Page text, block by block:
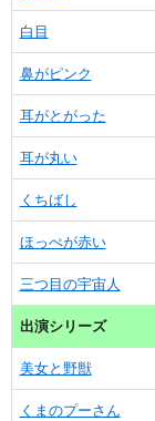
白目
鼻がピンク
耳がとがった
耳が丸い
くちばし
ほっぺが赤い
三つ目の宇宙人
出演シリーズ
美女と野獣
くまのプーさん